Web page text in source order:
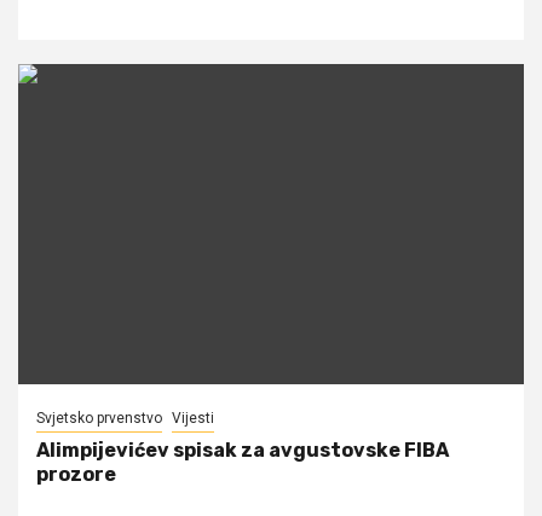
Svjetsko prvenstvo Vijesti
Alimpijevićev spisak za avgustovske FIBA
prozore